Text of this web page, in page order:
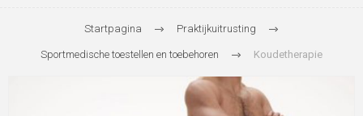
Startpagina Praktijkuitrusting
Sportmedische toestellen en toebehoren Koudetherapie